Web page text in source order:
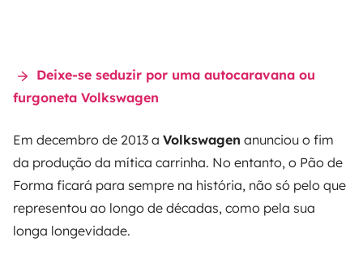
Deixe-se seduzir por uma autocaravana ou
furgoneta Volkswagen
Em decembro de 2013 a Volkswagen anunciou o fim
da produção da mítica carrinha. No entanto, o Pão de
Forma ficará para sempre na história, não só pelo que
representou ao longo de décadas, como pela sua
longa longevidade.